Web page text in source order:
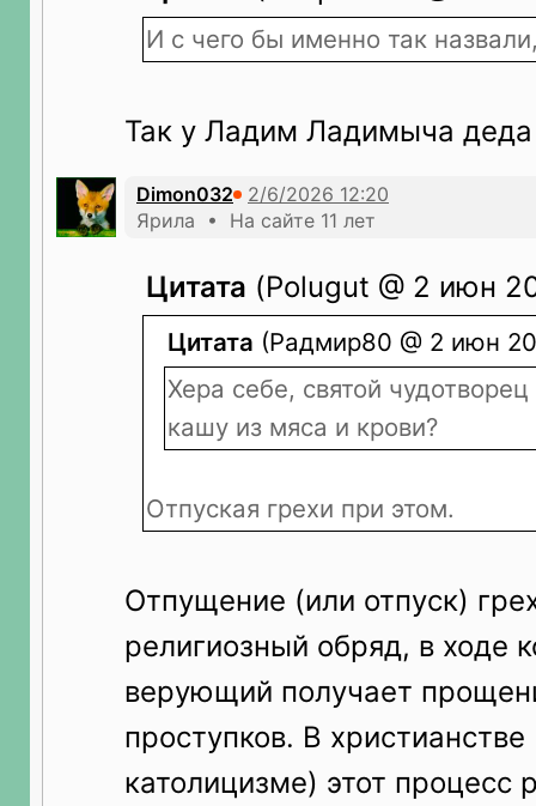
И с чего бы именно так
Так у Ладим Ладимыча деда
Dimon032
Ярила • На сайте 11 лет
Цитата (Polugut @ 2 июн
Цитата (Радмир80 @ 2 июн
Хера себе, святой
кашу из мяса и крови?
Отпуская грехи при этом.
Отпущение (или отпуск)
религиозный обряд, в ходе
верующий получает
проступков. В
католицизме) этот процесс